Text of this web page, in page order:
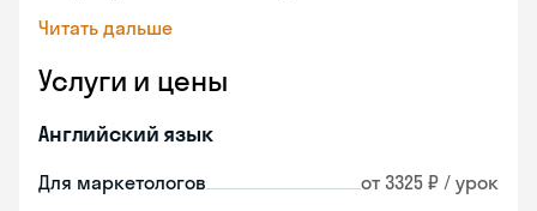
Читать дальше
Услуги и цены
Английский язык
Для маркетологов от 3325 ₽ / урок